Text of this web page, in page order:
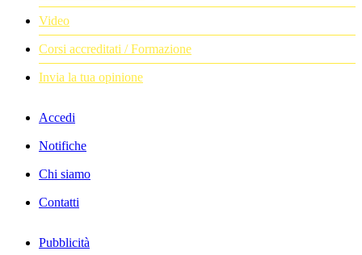
Video
Corsi accreditati / Formazione
Invia la tua opinione
Accedi
Notifiche
Chi siamo
Contatti
Pubblicità